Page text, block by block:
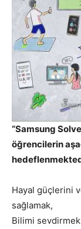
“Samsung
öğrencilerin
Hayal güçlerini
sağlamak,
Bilimi